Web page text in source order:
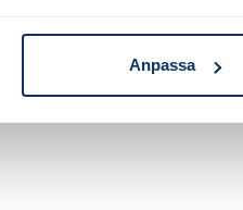
Anpassa